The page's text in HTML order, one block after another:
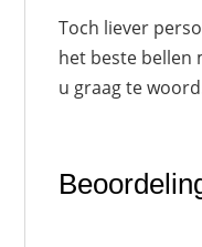
Toch liever
het beste bellen
u graag te